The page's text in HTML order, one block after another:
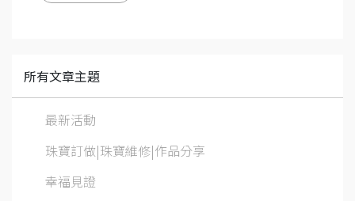
所有文章主題
最新活動
珠寶訂做|珠寶維修|作品分享
幸福見證